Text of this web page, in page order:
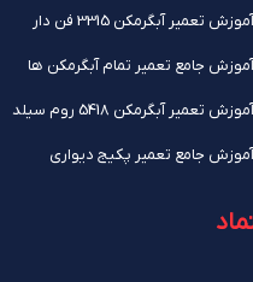
آموزش تعمیر آبگرمکن 3315 فن دار
آموزش جامع تعمیر تمام آبگرمکن ها
آموزش تعمیر آبگرمکن 5418 روم سیلد
آموزش جامع تعمیر پکیج دیواری